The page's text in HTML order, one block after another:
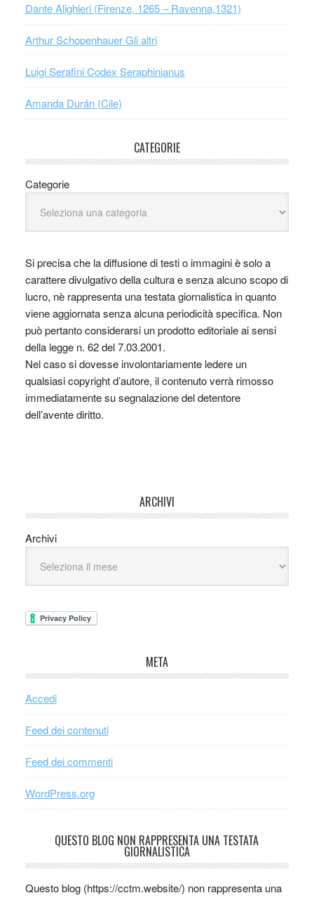
Dante Alighieri (Firenze, 1265 – Ravenna,1321)
Arthur Schopenhauer Gli altri
Luigi Serafini Codex Seraphinianus
Amanda Durán (Cile)
CATEGORIE
Categorie
Si precisa che la diffusione di testi o immagini è solo a
carattere divulgativo della cultura e senza alcuno scopo di
lucro, nè rappresenta una testata giornalistica in quanto
viene aggiornata senza alcuna periodicità specifica. Non
può pertanto considerarsi un prodotto editoriale ai sensi
della legge n. 62 del 7.03.2001.
Nel caso si dovesse involontariamente ledere un
qualsiasi copyright d’autore, il contenuto verrà rimosso
immediatamente su segnalazione del detentore
dell’avente diritto.
ARCHIVI
Archivi
META
Accedi
Feed dei contenuti
Feed dei commenti
WordPress.org
QUESTO BLOG NON RAPPRESENTA UNA TESTATA
GIORNALISTICA
Questo blog (https://cctm.website/) non rappresenta una